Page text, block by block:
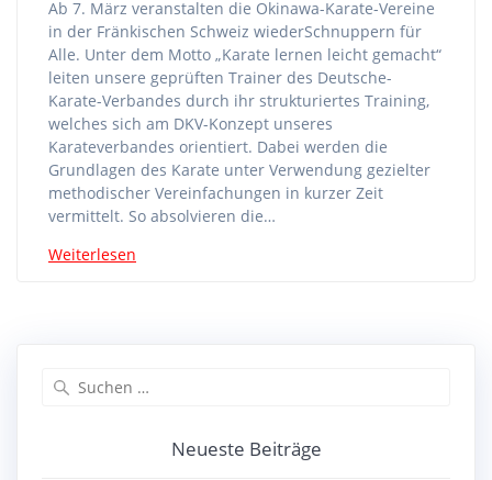
Ab 7. März veranstalten die Okinawa-Karate-Vereine
in der Fränkischen Schweiz wiederSchnuppern für
Alle. Unter dem Motto „Karate lernen leicht gemacht“
leiten unsere geprüften Trainer des Deutsche-
Karate-Verbandes durch ihr strukturiertes Training,
welches sich am DKV-Konzept unseres
Karateverbandes orientiert. Dabei werden die
Grundlagen des Karate unter Verwendung gezielter
methodischer Vereinfachungen in kurzer Zeit
vermittelt. So absolvieren die…
Weiterlesen
Neueste Beiträge